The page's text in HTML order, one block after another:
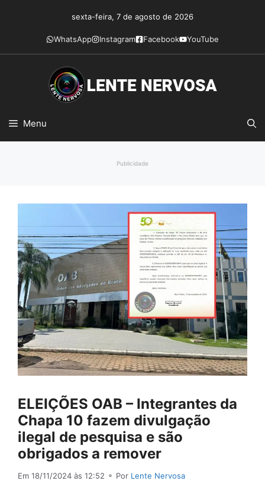
conteúdo
sexta-feira, 7 de agosto de 2026
WhatsApp Instagram Facebook YouTube
Menu
Publicidade
ELEIÇÕES OAB – Integrantes da
Chapa 10 fazem divulgação
ilegal de pesquisa e são
obrigados a remover
Em 18/11/2024 às 12:52 ⚬ Por Lente Nervosa